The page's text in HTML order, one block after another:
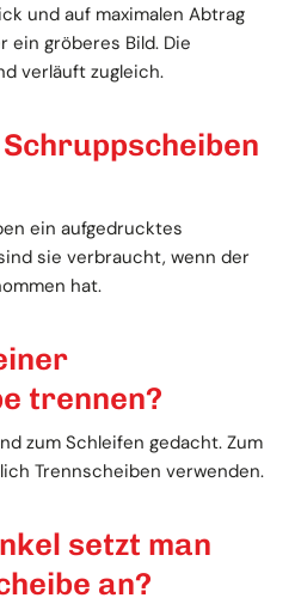
und auf maximalen Abtrag
ein gröberes Bild. Die
verläuft zugleich.
ein aufgedrucktes
sie verbraucht, wenn der
hat.
trennen?
zum Schleifen gedacht. Zum
Trennscheiben verwenden.
setzt man
an?